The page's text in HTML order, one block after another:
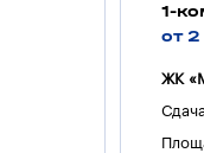
1-
от
ЖК